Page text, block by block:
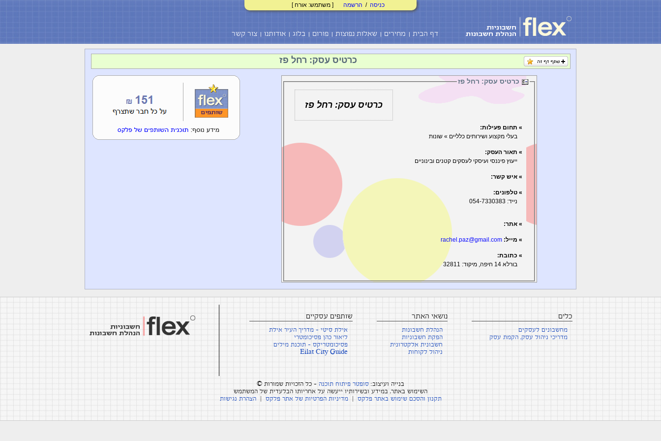
כניסה / הרשמה [ משתמש: אורח ]
דף הבית מחירים שאלות נפוצות פורום בלוג אודותנו צור קשר
כרטיס עסק: רחל פז
כרטיס עסק: רחל פז
כרטיס עסק: רחל פז
» תחום פעילות:
בעלי מקצוע ושירותים כלליים » שונות
» תאור העסק:
ייעוץ פיננסי ועיסקי לעסקים קטנים ובינוניים
» איש קשר:
» טלפונים:
נייד: 054-7330383
» אתר:
» מייל: rachel.paz@gmail.com
» כתובת:
בורלא 14 חיפה, מיקוד: 32811
כלים
מחשבונים לעסקים
מדריכי ניהול עסק, הקמת עסק
נושאי האתר
הנהלת חשבונות
הפקת חשבוניות
חשבונית אלקטרונית
ניהול לקוחות
שותפים עסקיים
אילת סיטי - מדריך העיר אילת
ליאור כהן פסיכומטרי
פסיכומטריקס - תוכנת מילים
Eilat City Guide
בנייה ועיצוב: סופטר פיתוח תוכנה - כל הזכויות שמורות ©
השימוש באתר, במידע ובשירותיו ייעשה על אחריותו הבלעדית של המשתמש
תקנון והסכם שימוש באתר פלקס |מדיניות הפרטיות של אתר פלקס |הצהרת נגישות